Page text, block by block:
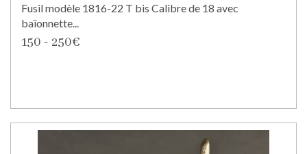
Fusil modèle 1816-22 T bis Calibre de 18 avec
baïonnette...
150 - 250€